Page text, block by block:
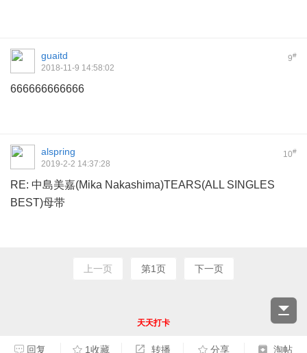
9#
guaitd
2018-11-9 14:58:02
666666666666
10#
alspring
2019-2-2 14:37:28
RE: 中島美嘉(Mika Nakashima)TEARS(ALL SINGLES
BEST)母带
上一页 第1页 下一页
回复 1收藏 转播 分享 淘帖
天天打卡